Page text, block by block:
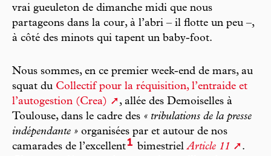
vrai gueuleton de dimanche midi que nous
partageons dans la cour, à l’abri – il flotte un peu –,
à côté des minots qui tapent un baby-foot.
Nous sommes, en ce premier week-end de mars, au
squat du Collectif pour la réquisition, l’entraide et
l’autogestion (Crea)
, allée des Demoiselles à
Toulouse, dans le cadre des « tribulations de la presse
indépendante » organisées par et autour de nos
camarades de l’excellent1 bimestrielArticle 11
.